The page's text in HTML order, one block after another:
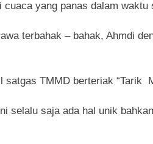
yang panas dalam
terbahak – bahak, Ahmdi
TMMD berteriak “Tarik
saja ada hal unik